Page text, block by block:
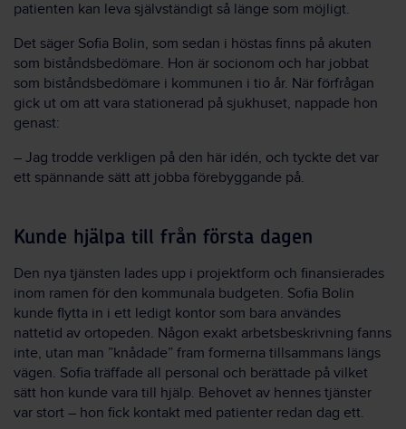
patienten kan leva självständigt så länge som möjligt.
Det säger Sofia Bolin, som sedan i höstas finns på akuten
som biståndsbedömare. Hon är socionom och har jobbat
som biståndsbedömare i kommunen i tio år. När förfrågan
gick ut om att vara stationerad på sjukhuset, nappade hon
genast:
– Jag trodde verkligen på den här idén, och tyckte det var
ett spännande sätt att jobba förebyggande på.
Kunde hjälpa till från första dagen
Den nya tjänsten lades upp i projektform och finansierades
inom ramen för den kommunala budgeten. Sofia Bolin
kunde flytta in i ett ledigt kontor som bara användes
nattetid av ortopeden. Någon exakt arbetsbeskrivning fanns
inte, utan man ”knådade” fram formerna tillsammans längs
vägen. Sofia träffade all personal och berättade på vilket
sätt hon kunde vara till hjälp. Behovet av hennes tjänster
var stort – hon fick kontakt med patienter redan dag ett.